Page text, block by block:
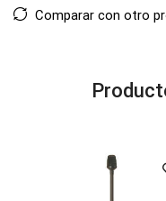
Comparar con otro